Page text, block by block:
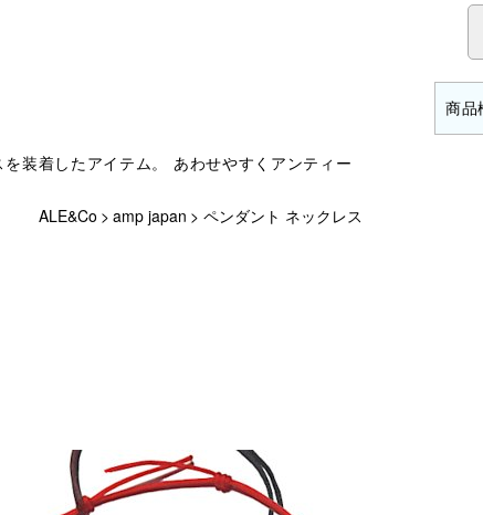
装着したアイテム。 あわせやすくアンティー
ALE&Co > amp japan > ペンダント ネックレス